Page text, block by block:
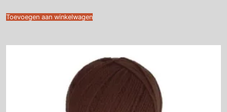
Toevoegen aan winkelwagen